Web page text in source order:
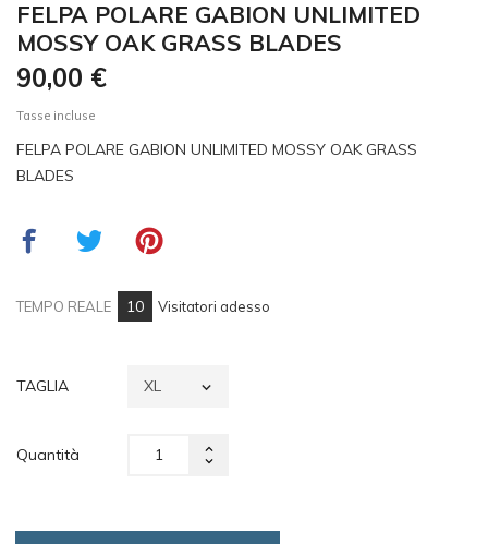
FELPA POLARE GABION UNLIMITED
MOSSY OAK GRASS BLADES
90,00 €
Tasse incluse
FELPA POLARE GABION UNLIMITED MOSSY OAK GRASS
BLADES
TEMPO REALE 11 Visitatori adesso
TAGLIA
Quantità